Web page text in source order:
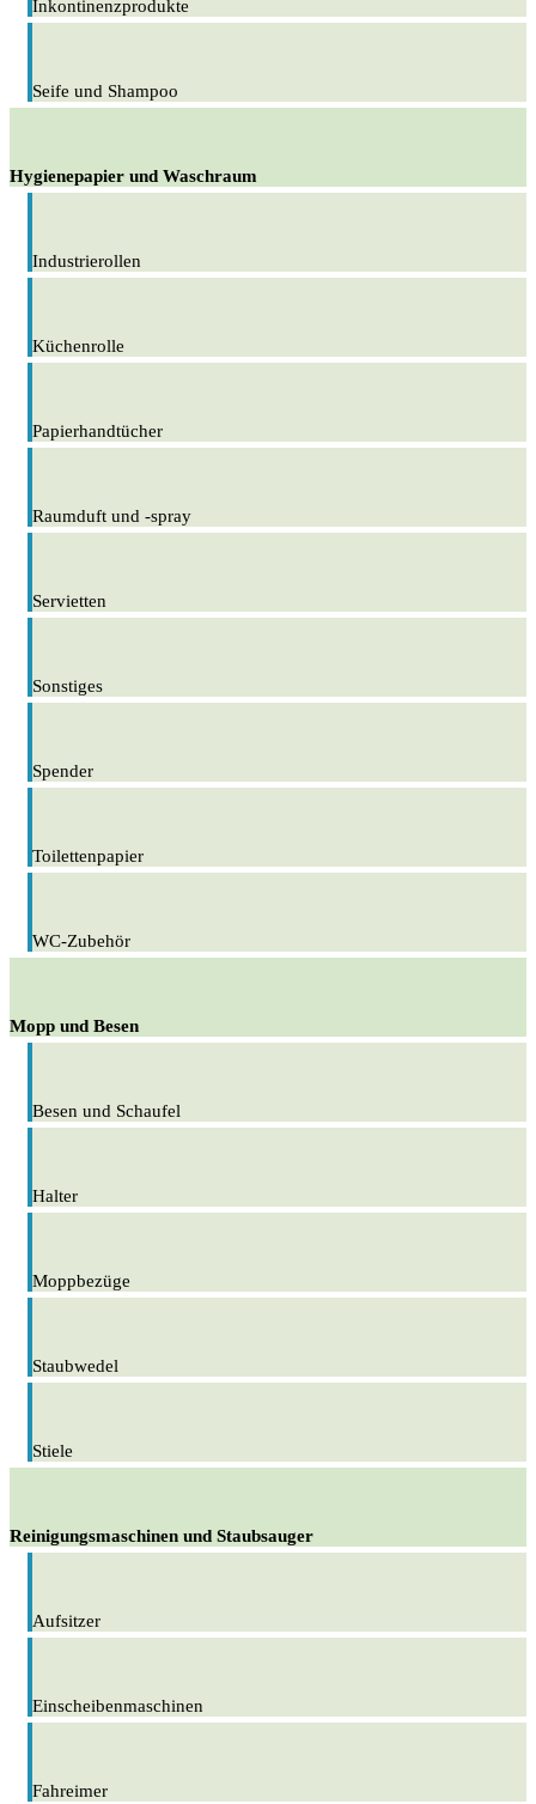
Inkontinenzprodukte
Seife und Shampoo
Hygienepapier und Waschraum
Industrierollen
Küchenrolle
Papierhandtücher
Raumduft und -spray
Servietten
Sonstiges
Spender
Toilettenpapier
WC-Zubehör
Mopp und Besen
Besen und Schaufel
Halter
Moppbezüge
Staubwedel
Stiele
Reinigungsmaschinen und Staubsauger
Aufsitzer
Einscheibenmaschinen
Fahreimer